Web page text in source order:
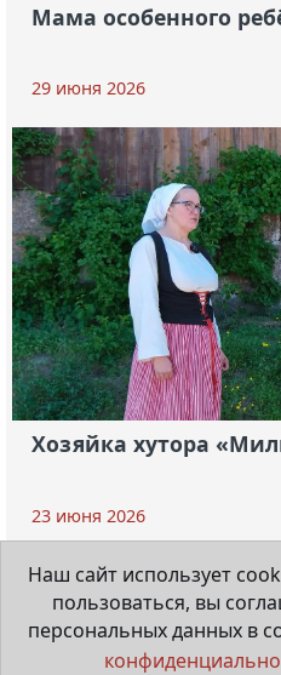
Мама особенного
29 июня 2026
Хозяйка хутора
23 июня 2026
Наш сайт использует
пользоваться, вы
персональных данных в
© 1931-2026
Сетевое издание
Гатчинская